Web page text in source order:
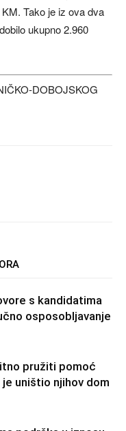
Tako je iz ova dva
ukupno 2.960
DOBOJSKOG
s kandidatima
osposobljavanje
pružiti pomoć
uništio njihov dom